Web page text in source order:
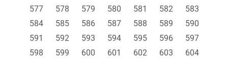
577
578 579 580 581 582
583
584
585 586 587 588 589
590
591
592 593 594 595 596
597
598
599 600 601 602 603
604